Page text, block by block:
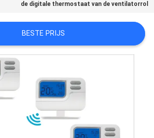
de digitale thermostaat van de ventilatorrol
BESTE PRIJS